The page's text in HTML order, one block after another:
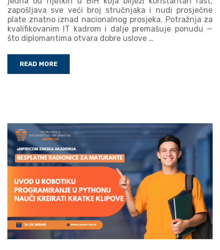
zapošljava sve veći broj stručnjaka i nudi prosječne
plate znatno iznad nacionalnog prosjeka. Potražnja za
kvalifikovanim IT kadrom i dalje premašuje ponudu —
što diplomantima otvara dobre uslove …
READ MORE